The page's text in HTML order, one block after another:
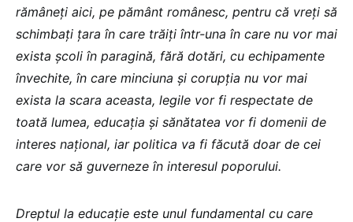
rămâneți aici, pe pământ românesc, pentru că vreți să
schimbați țara în care trăiți într-una în care nu vor mai
exista școli în paragină, fără dotări, cu echipamente
învechite, în care minciuna și corupția nu vor mai
exista la scara aceasta, legile vor fi respectate de
toată lumea, educația și sănătatea vor fi domenii de
interes național, iar politica va fi făcută doar de cei
care vor să guverneze în interesul poporului.
Dreptul la educație este unul fundamental cu care